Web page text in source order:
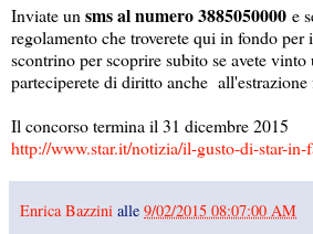
Inviate un sms al numero 3885050000 e
regolamento che troverete qui in fondo
scontrino per scoprire subito se avete
parteciperete di diritto anche
Il concorso termina il 31 dicembre 2015
http://www.star.it/notizia/il-gusto-di-star-in-
Enrica Bazzini alle 9/02/2015 08:07:00 AM